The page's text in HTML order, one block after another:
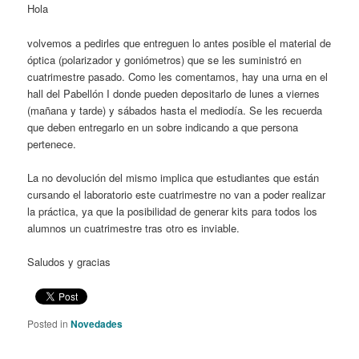
Hola
volvemos a pedirles que entreguen lo antes posible el material de
óptica (polarizador y goniómetros) que se les suministró en
cuatrimestre pasado. Como les comentamos, hay una urna en el
hall del Pabellón I donde pueden depositarlo de lunes a viernes
(mañana y tarde) y sábados hasta el mediodía. Se les recuerda
que deben entregarlo en un sobre indicando a que persona
pertenece.
La no devolución del mismo implica que estudiantes que están
cursando el laboratorio este cuatrimestre no van a poder realizar
la práctica, ya que la posibilidad de generar kits para todos los
alumnos un cuatrimestre tras otro es inviable.
Saludos y gracias
Posted in Novedades